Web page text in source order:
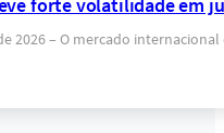
2026 – O mercado